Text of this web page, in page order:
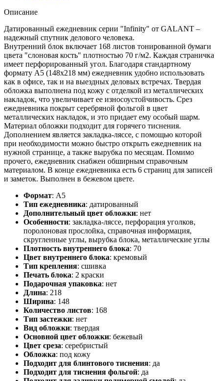
Описание
Датированный ежедневник серии "Infinity" от GALANT –
надежный спутник делового человека.
Внутренний блок включает 168 листов тонированной бумаги
цвета "слоновая кость" плотностью 70 г/м2. Каждая страничка
имеет перфорированный угол. Благодаря стандартному
формату А5 (148х218 мм) ежедневник удобно использовать
как в офисе, так и на выездных деловых встречах. Твердая
обложка выполнена под кожу с отделкой из металлических
накладок, что увеличивает ее износоустойчивость. Срез
ежедневника покрыт серебряной фольгой в цвет
металлических накладок, и это придает ему особый шарм.
Материал обложки подходит для горячего тиснения.
Дополнением является закладка-ляссе, с помощью которой
при необходимости можно быстро открыть ежедневник на
нужной странице, а также вырубка по месяцам. Помимо
прочего, ежедневник снабжен обширным справочным
материалом. В конце ежедневника есть 6 страниц для записей
и заметок. Выполнен в бежевом цвете.
Формат: А5
Тип ежедневника: датированный
Дополнительный цвет обложки: нет
Особенности: закладка-ляссе, перфорация уголков,
поролоновая прослойка, справочная информация,
скругленные углы, вырубка блока, металлические углы
Плотность внутреннего блока: 70
Цвет внутреннего блока: кремовый
Тип крепления: сшивка
Печать блока: 2 краски
Подарочная упаковка: нет
Длина: 218
Ширина: 148
Количество листов: 168
Тип застежки: нет
Вид обложки: твердая
Основной цвет обложки: бежевый
Цвет среза: серебристый
Обложка: под кожу
Подходит для блинтового тиснения: да
Подходит для тиснения фольгой: да